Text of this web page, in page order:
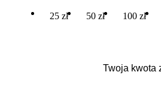
25 zł 50 zł 100 zł